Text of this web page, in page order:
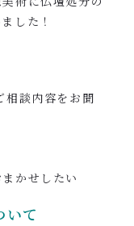
した！
相談内容をお聞
かせしたい
いて